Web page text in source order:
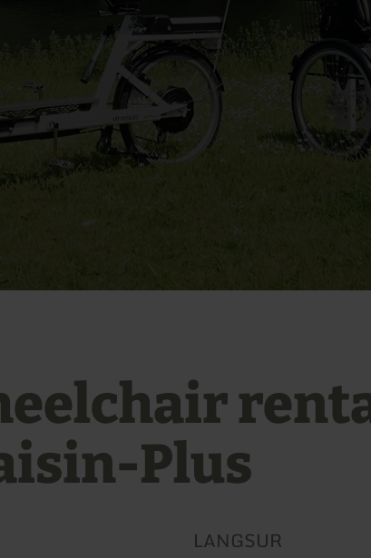
Plus
LANGSUR